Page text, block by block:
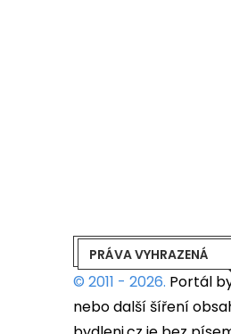
PRÁVA VYHRAZENÁ
© 2011 - 2026. Portál
nebo další šíření